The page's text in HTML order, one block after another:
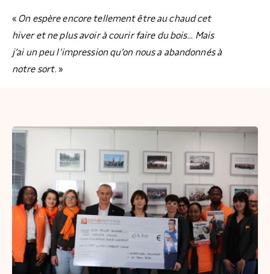
« On espère encore tellement être au chaud cet
hiver et ne plus avoir à courir faire du bois… Mais
j’ai un peu l’impression qu’on nous a abandonnés à
notre sort. »